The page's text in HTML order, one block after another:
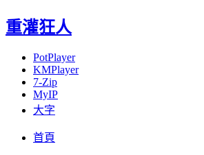
重灌狂人
PotPlayer
KMPlayer
7-Zip
MyIP
大字
首頁